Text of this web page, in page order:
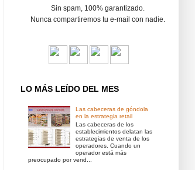
Sin spam, 100% garantizado.
Nunca compartiremos tu e-mail con nadie.
LO MÁS LEÍDO DEL MES
Las cabeceras de góndola
en la estrategia retail
Las cabeceras de los
establecimientos delatan las
estrategias de venta de los
operadores. Cuando un
operador está más
preocupado por vend...